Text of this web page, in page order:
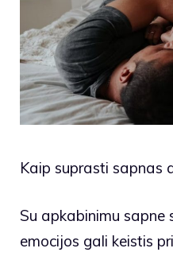
Kaip suprasti sapnas
Su apkabinimu sapne
emocijos gali keistis